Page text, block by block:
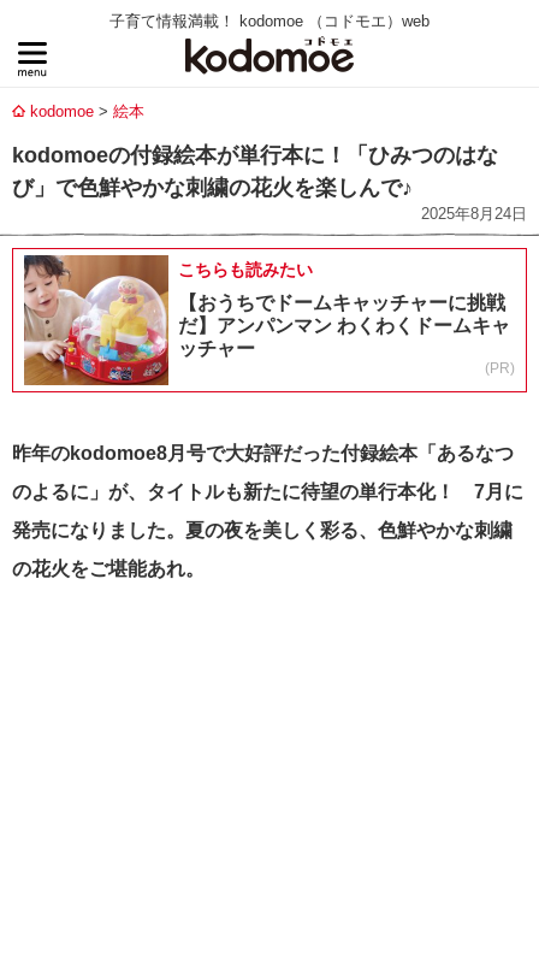
子育て情報満載！ kodomoe （コドモエ）web
kodomoe 絵本
kodomoeの付録絵本が単行本に！「ひみつのはな
び」で色鮮やかな刺繍の花火を楽しんで♪
2025年8月24日
こちらも読みたい
【おうちでドームキャッチャーに挑戦
だ】アンパンマン わくわくドームキャ
ッチャー
(PR)
昨年のkodomoe8月号で大好評だった付録絵本「あるなつ
のよるに」が、タイトルも新たに待望の単行本化！ 7月に
発売になりました。 夏の夜を美しく彩る、色鮮やかな刺繍
の花火をご堪能あれ。